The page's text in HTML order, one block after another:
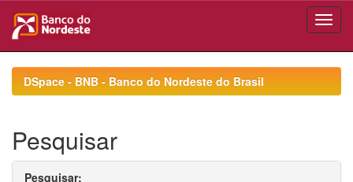
navigationDSpace - BNB - Banco do Nordeste do Brasil
Pesquisar
Pesquisar: